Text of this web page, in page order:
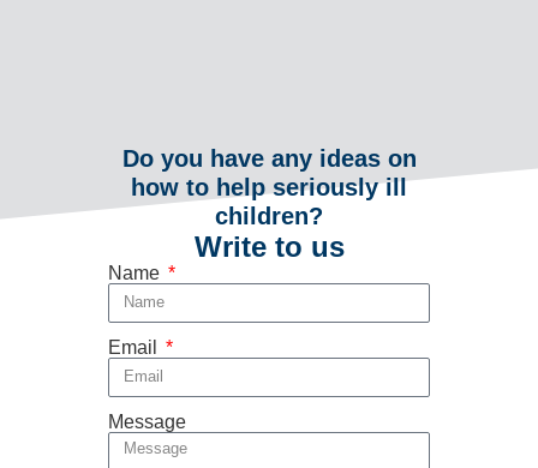
Do you have any ideas on
how to help seriously ill
children?
Write to us
Name
Email
Message